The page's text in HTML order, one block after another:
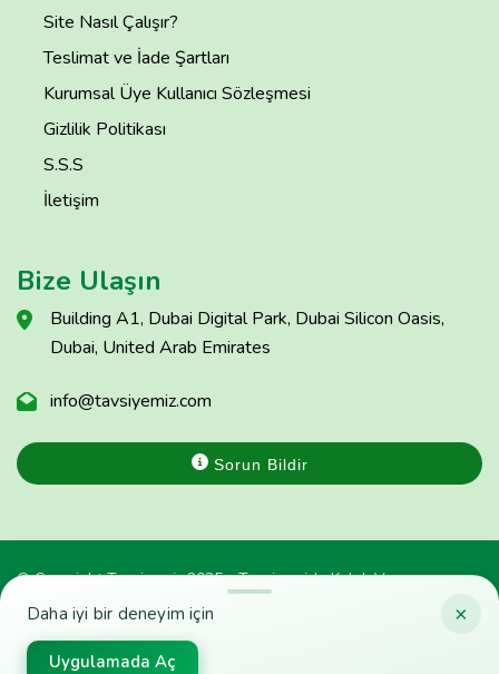
×
Daha iyi bir deneyim için
Uygulamada Aç
Site Nasıl Çalışır?
Teslimat ve İade Şartları
Kurumsal Üye Kullanıcı Sözleşmesi
Gizlilik Politikası
S.S.S
İletişim
Bize Ulaşın
Building A1, Dubai Digital Park, Dubai Silicon Oasis,
Dubai, United Arab Emirates
info@tavsiyemiz.com
Sorun Bildir
© Copyright Tavsiyemiz 2025 - Tavsiyemiz'e Kulak Ver